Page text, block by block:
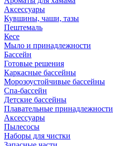
Аксессуары
Кувшины, чаши, тазы
Пештемаль
Кесе
Мыло и принадлежности
Бассейн
Готовые решения
Каркасные бассейны
Морозоустойчивые бассейны
Спа-бассейн
Детские бассейны
Плавательные принадлежности
Аксессуары
Пылесосы
Наборы для чистки